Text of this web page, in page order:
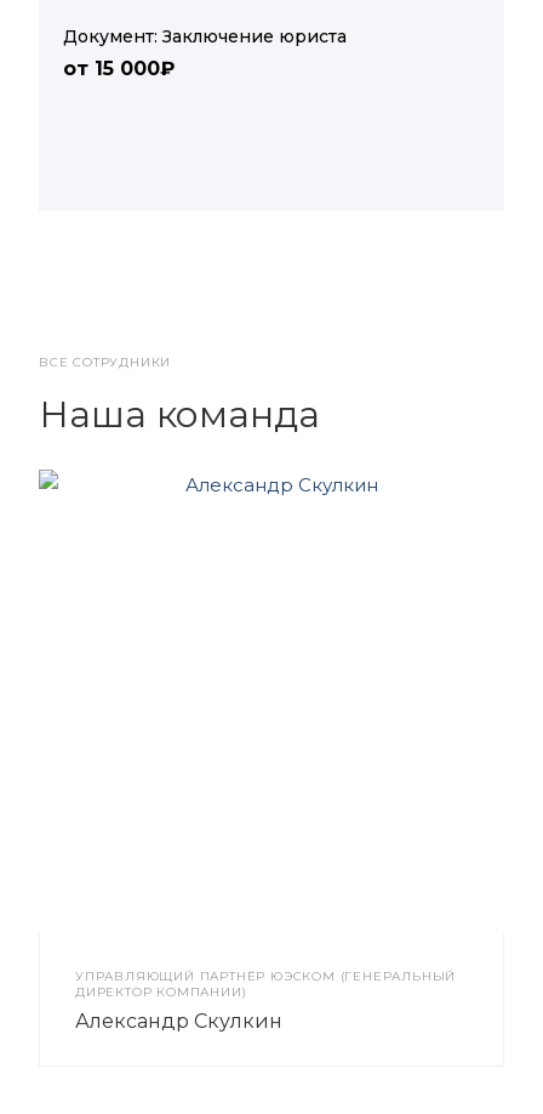
Документ: Заключение юриста
от 15 000₽
ВСЕ СОТРУДНИКИ
Наша команда
УПРАВЛЯЮЩИЙ ПАРТНЁР ЮЭСКОМ (ГЕНЕРАЛЬНЫЙ
ДИРЕКТОР КОМПАНИИ)
Александр Скулкин